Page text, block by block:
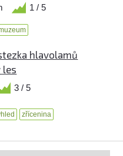
1 / 5
hlavolamů
les
3 / 5
zřícenina